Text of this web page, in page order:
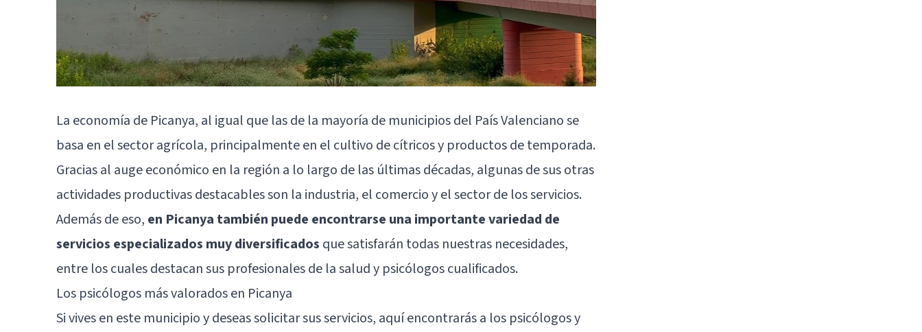
La economía de Picanya, al igual que las de la mayoría de municipios del País Valenciano se
basa en el sector agrícola, principalmente en el cultivo de cítricos y productos de temporada.
Gracias al auge económico en la región a lo largo de las últimas décadas, algunas de sus otras
actividades productivas destacables son la industria, el comercio y el sector de los servicios.
Además de eso, en Picanya también puede encontrarse una importante variedad de
servicios especializados muy diversificados que satisfarán todas nuestras necesidades,
entre los cuales destacan sus profesionales de la salud y psicólogos cualificados.
Los psicólogos más valorados en Picanya
Si vives en este municipio y deseas solicitar sus servicios, aquí encontrarás a los psicólogos y